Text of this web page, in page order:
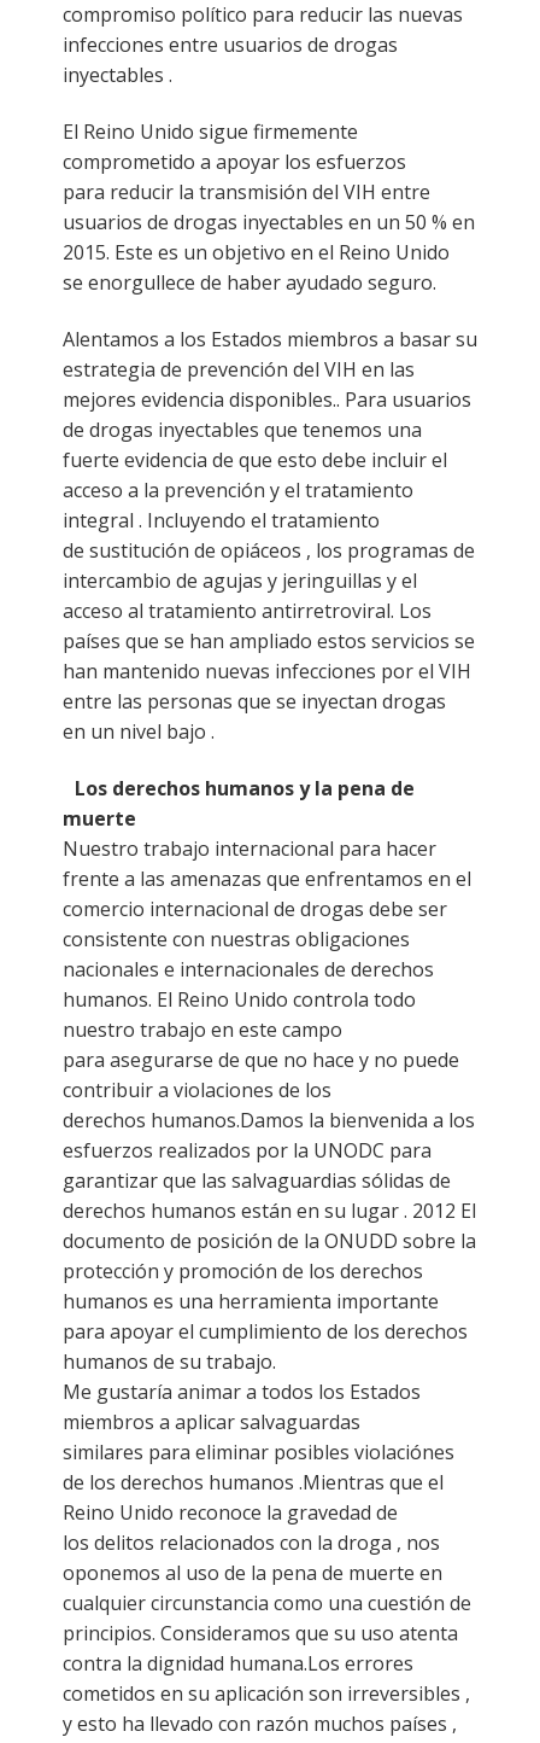
compromiso político para reducir las nuevas
infecciones entre usuarios de drogas
inyectables .
El Reino Unido sigue firmemente
comprometido a apoyar los esfuerzos
para reducir la transmisión del VIH entre
usuarios de drogas inyectables en un 50 % en
2015. Este es un objetivo en el Reino Unido
se enorgullece de haber ayudado seguro.
Alentamos a los Estados miembros a basar su
estrategia de prevención del VIH en las
mejores evidencia disponibles.. Para usuarios
de drogas inyectables que tenemos una
fuerte evidencia de que esto debe incluir el
acceso a la prevención y el tratamiento
integral . Incluyendo el tratamiento
de sustitución de opiáceos , los programas de
intercambio de agujas y jeringuillas y el
acceso al tratamiento antirretroviral. Los
países que se han ampliado estos servicios se
han mantenido nuevas infecciones por el VIH
entre las personas que se inyectan drogas
en un nivel bajo .
Los derechos humanos y la pena de
muerte
Nuestro trabajo internacional para hacer
frente a las amenazas que enfrentamos en el
comercio internacional de drogas debe ser
consistente con nuestras obligaciones
nacionales e internacionales de derechos
humanos. El Reino Unido controla todo
nuestro trabajo en este campo
para asegurarse de que no hace y no puede
contribuir a violaciones de los
derechos humanos.Damos la bienvenida a los
esfuerzos realizados por la UNODC para
garantizar que las salvaguardias sólidas de
derechos humanos están en su lugar . 2012 El
documento de posición de la ONUDD sobre la
protección y promoción de los derechos
humanos es una herramienta importante
para apoyar el cumplimiento de los derechos
humanos de su trabajo.
Me gustaría animar a todos los Estados
miembros a aplicar salvaguardas
similares para eliminar posibles violaciónes
de los derechos humanos .Mientras que el
Reino Unido reconoce la gravedad de
los delitos relacionados con la droga , nos
oponemos al uso de la pena de muerte en
cualquier circunstancia como una cuestión de
principios. Consideramos que su uso atenta
contra la dignidad humana.Los errores
cometidos en su aplicación son irreversibles ,
y esto ha llevado con razón muchos países ,